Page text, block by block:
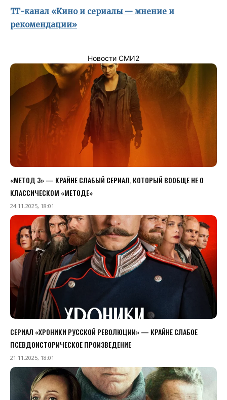
ТГ-канал «Кино и сериалы — мнение и
рекомендации»
Новости СМИ2
«МЕТОД 3» — КРАЙНЕ СЛАБЫЙ СЕРИАЛ, КОТОРЫЙ ВООБЩЕ НЕ О
КЛАССИЧЕСКОМ «МЕТОДЕ»
24.11.2025, 18:01
СЕРИАЛ «ХРОНИКИ РУССКОЙ РЕВОЛЮЦИИ» — КРАЙНЕ СЛАБОЕ
ПСЕВДОИСТОРИЧЕСКОЕ ПРОИЗВЕДЕНИЕ
21.11.2025, 18:01